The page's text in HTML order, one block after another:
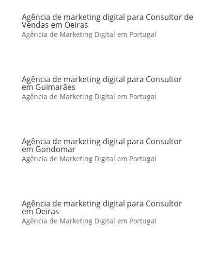
Agência de marketing digital para Consultor de
Vendas em Oeiras
Agência de Marketing Digital em Portugal
Agência de marketing digital para Consultor
em Guimarães
Agência de Marketing Digital em Portugal
Agência de marketing digital para Consultor
em Gondomar
Agência de Marketing Digital em Portugal
Agência de marketing digital para Consultor
em Oeiras
Agência de Marketing Digital em Portugal